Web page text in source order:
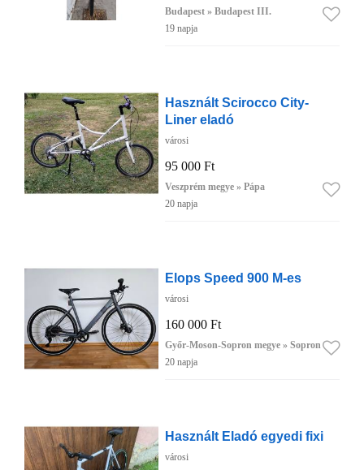
Budapest » Budapest III.
19 napja
Használt Scirocco City-
Liner eladó
városi
95 000 Ft
Veszprém megye » Pápa
20 napja
Elops Speed 900 M-es
városi
160 000 Ft
Győr-Moson-Sopron megye » Sopron
20 napja
Használt Eladó egyedi fixi
városi